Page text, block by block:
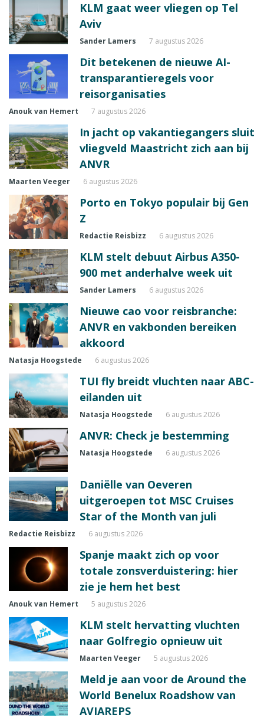
KLM gaat weer vliegen op Tel
Aviv
Sander Lamers 7 augustus 2026
Dit betekenen de nieuwe AI-
transparantieregels voor
reisorganisaties
Anouk van Hemert 7 augustus 2026
In jacht op vakantiegangers sluit
vliegveld Maastricht zich aan bij
ANVR
Maarten Veeger 6 augustus 2026
Porto en Tokyo populair bij Gen
Z
Redactie Reisbizz 6 augustus 2026
KLM stelt debuut Airbus A350-
900 met anderhalve week uit
Sander Lamers 6 augustus 2026
Nieuwe cao voor reisbranche:
ANVR en vakbonden bereiken
akkoord
Natasja Hoogstede 6 augustus 2026
TUI fly breidt vluchten naar ABC-
eilanden uit
Natasja Hoogstede 6 augustus 2026
ANVR: Check je bestemming
Natasja Hoogstede 6 augustus 2026
Daniëlle van Oeveren
uitgeroepen tot MSC Cruises
Star of the Month van juli
Redactie Reisbizz 6 augustus 2026
Spanje maakt zich op voor
totale zonsverduistering: hier
zie je hem het best
Anouk van Hemert 5 augustus 2026
KLM stelt hervatting vluchten
naar Golfregio opnieuw uit
Maarten Veeger 5 augustus 2026
Meld je aan voor de Around the
World Benelux Roadshow van
AVIAREPS